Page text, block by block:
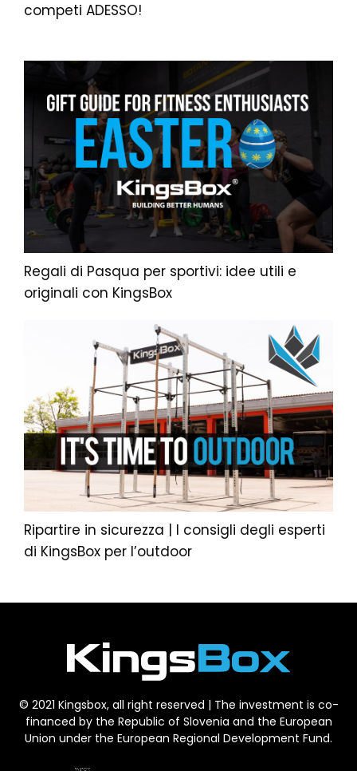
competi ADESSO!
Regali di Pasqua per sportivi: idee utili e
originali con KingsBox
Ripartire in sicurezza | I consigli degli esperti
di KingsBox per l’outdoor
© 2021 Kingsbox, all right reserved | The investment is co-
financed by the Republic of Slovenia and the European
Union under the European Regional Development Fund.